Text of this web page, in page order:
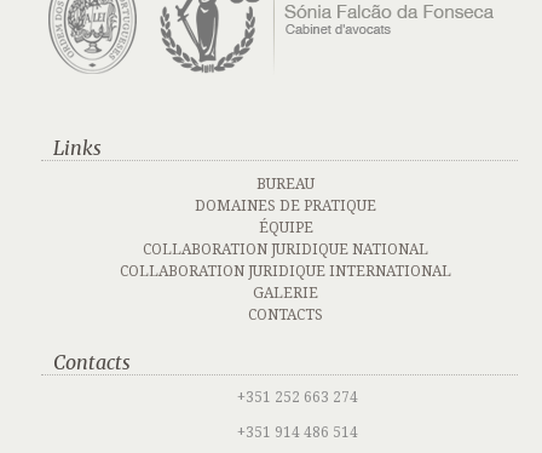
Links
BUREAU
DOMAINES DE PRATIQUE
ÉQUIPE
COLLABORATION JURIDIQUE NATIONAL
COLLABORATION JURIDIQUE INTERNATIONAL
GALERIE
CONTACTS
Contacts
+351 252 663 274
+351 914 486 514